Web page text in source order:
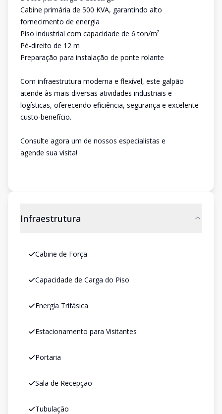
Cabine primária de 500 KVA, garantindo alto
fornecimento de energia
Piso industrial com capacidade de 6 ton/m²
Pé-direito de 12 m
Preparação para instalação de ponte rolante
Com infraestrutura moderna e flexível, este galpão
atende às mais diversas atividades industriais e
logísticas, oferecendo eficiência, segurança e excelente
custo-benefício.
Consulte agora um de nossos especialistas e
agende sua visita!
Infraestrutura
Cabine de Força
Capacidade de Carga do Piso
Energia Trifásica
Estacionamento para Visitantes
Portaria
Sala de Recepção
Tubulação